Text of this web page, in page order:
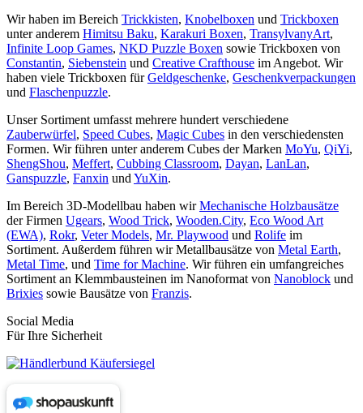
Wir haben im Bereich Trickkisten, Knobelboxen und Trickboxen
unter anderem Himitsu Baku, Karakuri Boxen, TransylvanyArt,
Infinite Loop Games, NKD Puzzle Boxen sowie Trickboxen von
Constantin, Siebenstein und Creative Crafthouse im Angebot. Wir
haben viele Trickboxen fürGeldgeschenke, Geschenkverpackungen
und Flaschenpuzzle.
Unser Sortiment umfasst mehrere hundert verschiedene
Zauberwürfel, Speed Cubes, Magic Cubes in den verschiedensten
Formen. Wir führen unter anderem Cubes der Marken MoYu, QiYi,
ShengShou, Meffert, Cubbing Classroom, Dayan, LanLan,
Ganspuzzle, Fanxin und YuXin.
Im Bereich 3D-Modellbau haben wirMechanische Holzbausätze
der Firmen Ugears, Wood Trick, Wooden.City, Eco Wood Art
(EWA), Rokr, Veter Models, Mr. Playwood und Rolife im
Sortiment. Außerdem führen wir Metallbausätze von Metal Earth,
Metal Time, und Time for Machine. Wir führen ein umfangreiches
Sortiment an Klemmbausteinen im Nanoformat von Nanoblock und
Brixies sowie Bausätze von Franzis.
Social Media
Für Ihre Sicherheit